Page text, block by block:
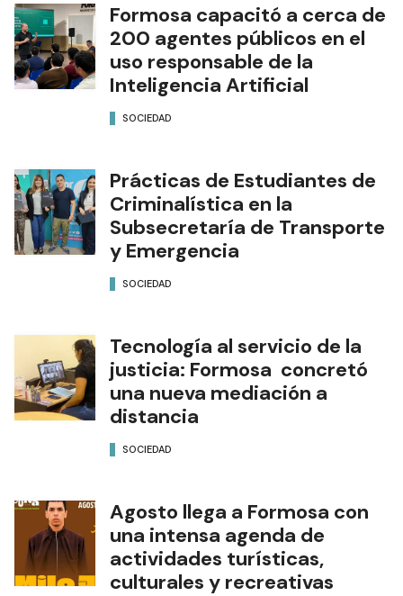
Formosa capacitó a cerca de
200 agentes públicos en el
uso responsable de la
Inteligencia Artificial
SOCIEDAD
Prácticas de Estudiantes de
Criminalística en la
Subsecretaría de Transporte
y Emergencia
SOCIEDAD
Tecnología al servicio de la
justicia: Formosa concretó
una nueva mediación a
distancia
SOCIEDAD
Agosto llega a Formosa con
una intensa agenda de
actividades turísticas,
culturales y recreativas